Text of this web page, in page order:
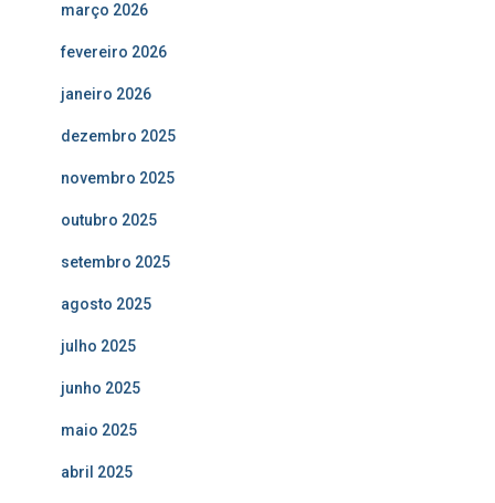
março 2026
fevereiro 2026
janeiro 2026
dezembro 2025
novembro 2025
outubro 2025
setembro 2025
agosto 2025
julho 2025
junho 2025
maio 2025
abril 2025